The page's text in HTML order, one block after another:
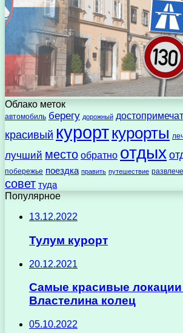
Облако меток
автомобиль берегу дорожный
красивый курорткурорты
лучший место обратно отдых
побережье поездка править путешествие
совет туда
Популярное
13.12.2022
Тулум курорт
20.12.2021
Самые красивые локации
Властелина колец
05.10.2022